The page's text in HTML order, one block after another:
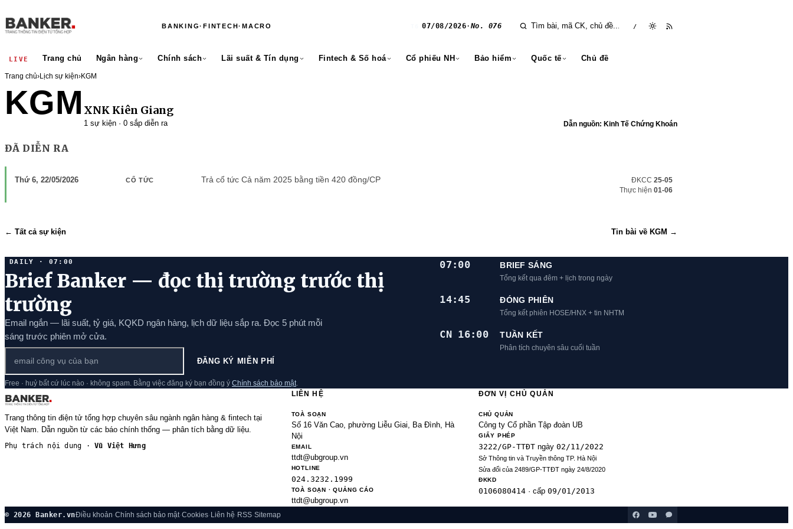
BANKING·FINTECH·MACRO 07/08/2026· No. 076 /
LIVE Trang chủ Ngân hàng Chính sách Lãi suất & Tín dụng Fintech & Số hoá Cổ phiếu NH Bảo hiểm Quốc tế Chủ đề
Trang chủ›Lịch sự kiện›KGM
KGM XNK Kiên Giang
1 sự kiện · 0 sắp diễn ra Dẫn nguồn: Kinh Tế Chứng Khoán
ĐÃ DIỄN RA
Thứ 6, 22/05/2026 CỔ TỨC Trả cổ tức Cả năm 2025 bằng tiền 420 đồng/CP ĐKCC 25-05
Thực hiện 01-06
← Tất cả sự kiện Tin bài về KGM →
DAILY · 07:00
Brief Banker — đọc thị trường trước thị
trường
Email ngắn — lãi suất, tỷ giá, KQKD ngân hàng, lịch dữ liệu sắp ra. Đọc 5 phút mỗi
sáng trước phiên mở cửa.
ĐĂNG KÝ MIỄN PHÍ
Free · huỷ bất cứ lúc nào · không spam. Bằng việc đăng ký bạn đồng ý Chính sách bảo mật
07:00 BRIEF SÁNG
Tổng kết qua đêm + lịch trong ngày
14:45 ĐÓNG PHIÊN
Tổng kết phiên HOSE/HNX + tin NHTM
CN 16:00 TUẦN KẾT
Phân tích chuyên sâu cuối tuần
Trang thông tin điện tử tổng hợp chuyên sâu ngành ngân hàng & fintech tại
Việt Nam. Dẫn nguồn từ các báo chính thống — phân tích bằng dữ liệu.
Phụ trách nội dung ·Vũ Việt Hưng
LIÊN HỆ
TOÀ SOẠN
Số 16 Văn Cao, phường Liễu Giai, Ba Đình, Hà
Nội
EMAIL
ttdt@ubgroup.vn
HOTLINE
024.3232.1999
TOÀ SOẠN · QUẢNG CÁO
ttdt@ubgroup.vn
ĐƠN VỊ CHỦ QUẢN
CHỦ QUẢN
Công ty Cổ phần Tập đoàn UB
GIẤY PHÉP
3222/GP-TTĐTngày 02/11/2022
Sở Thông tin và Truyền thông TP. Hà Nội
Sửa đổi của 2489/GP-TTĐT ngày 24/8/2020
ĐKKD
0106080414· cấp 09/01/2013
© 2026 Banker.vnĐiều khoản·Chính sách bảo mật·Cookies· Liên hệ· RSS·Sitemap